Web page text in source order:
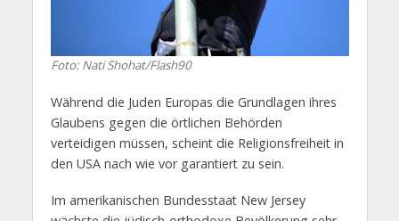
Foto: Nati Shohat/Flash90
Während die Juden Europas die Grundlagen ihres
Glaubens gegen die örtlichen Behörden
verteidigen müssen, scheint die Religionsfreiheit in
den USA nach wie vor garantiert zu sein.
Im amerikanischen Bundesstaat New Jersey